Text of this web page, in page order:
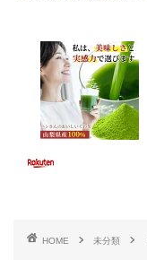
HOME 未分類